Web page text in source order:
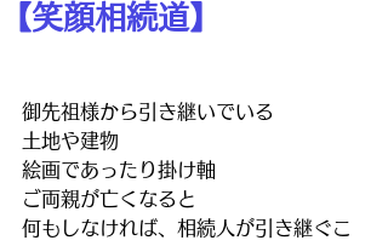
【笑顔相続道】
御先祖様から引き継いでいる
土地や建物
絵画であったり掛け軸
ご両親が亡くなると
何もしなければ、相続人が引き継ぐこ